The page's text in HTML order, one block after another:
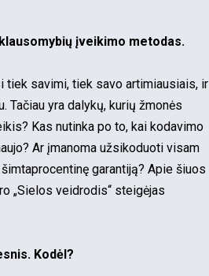
įveikimo metodas.
tiek savimi, tiek savo artimiausiais, ir
Tačiau yra dalykų, kurių žmonės
Kas nutinka po to, kai kodavimo
Ar įmanoma užsikoduoti visam
garantiją? Apie šiuos
„Sielos veidrodis“ steigėjas
Kodėl?